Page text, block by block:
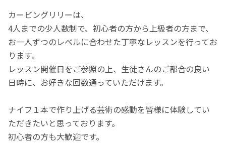
カービングリリーは、
4人までの少人数制で、初心者の方から上級者の方まで、
お一人ずつのレベルに合わせた丁寧なレッスンを行ってお
ります。
レッスン開催日をご参照の上、生徒さんのご都合の良い
日時に、お好きな回数通っていただけます。
ナイフ１本で作り上げる芸術の感動を皆様に体験してい
ただきたいと思っております。
初心者の方も大歓迎です。